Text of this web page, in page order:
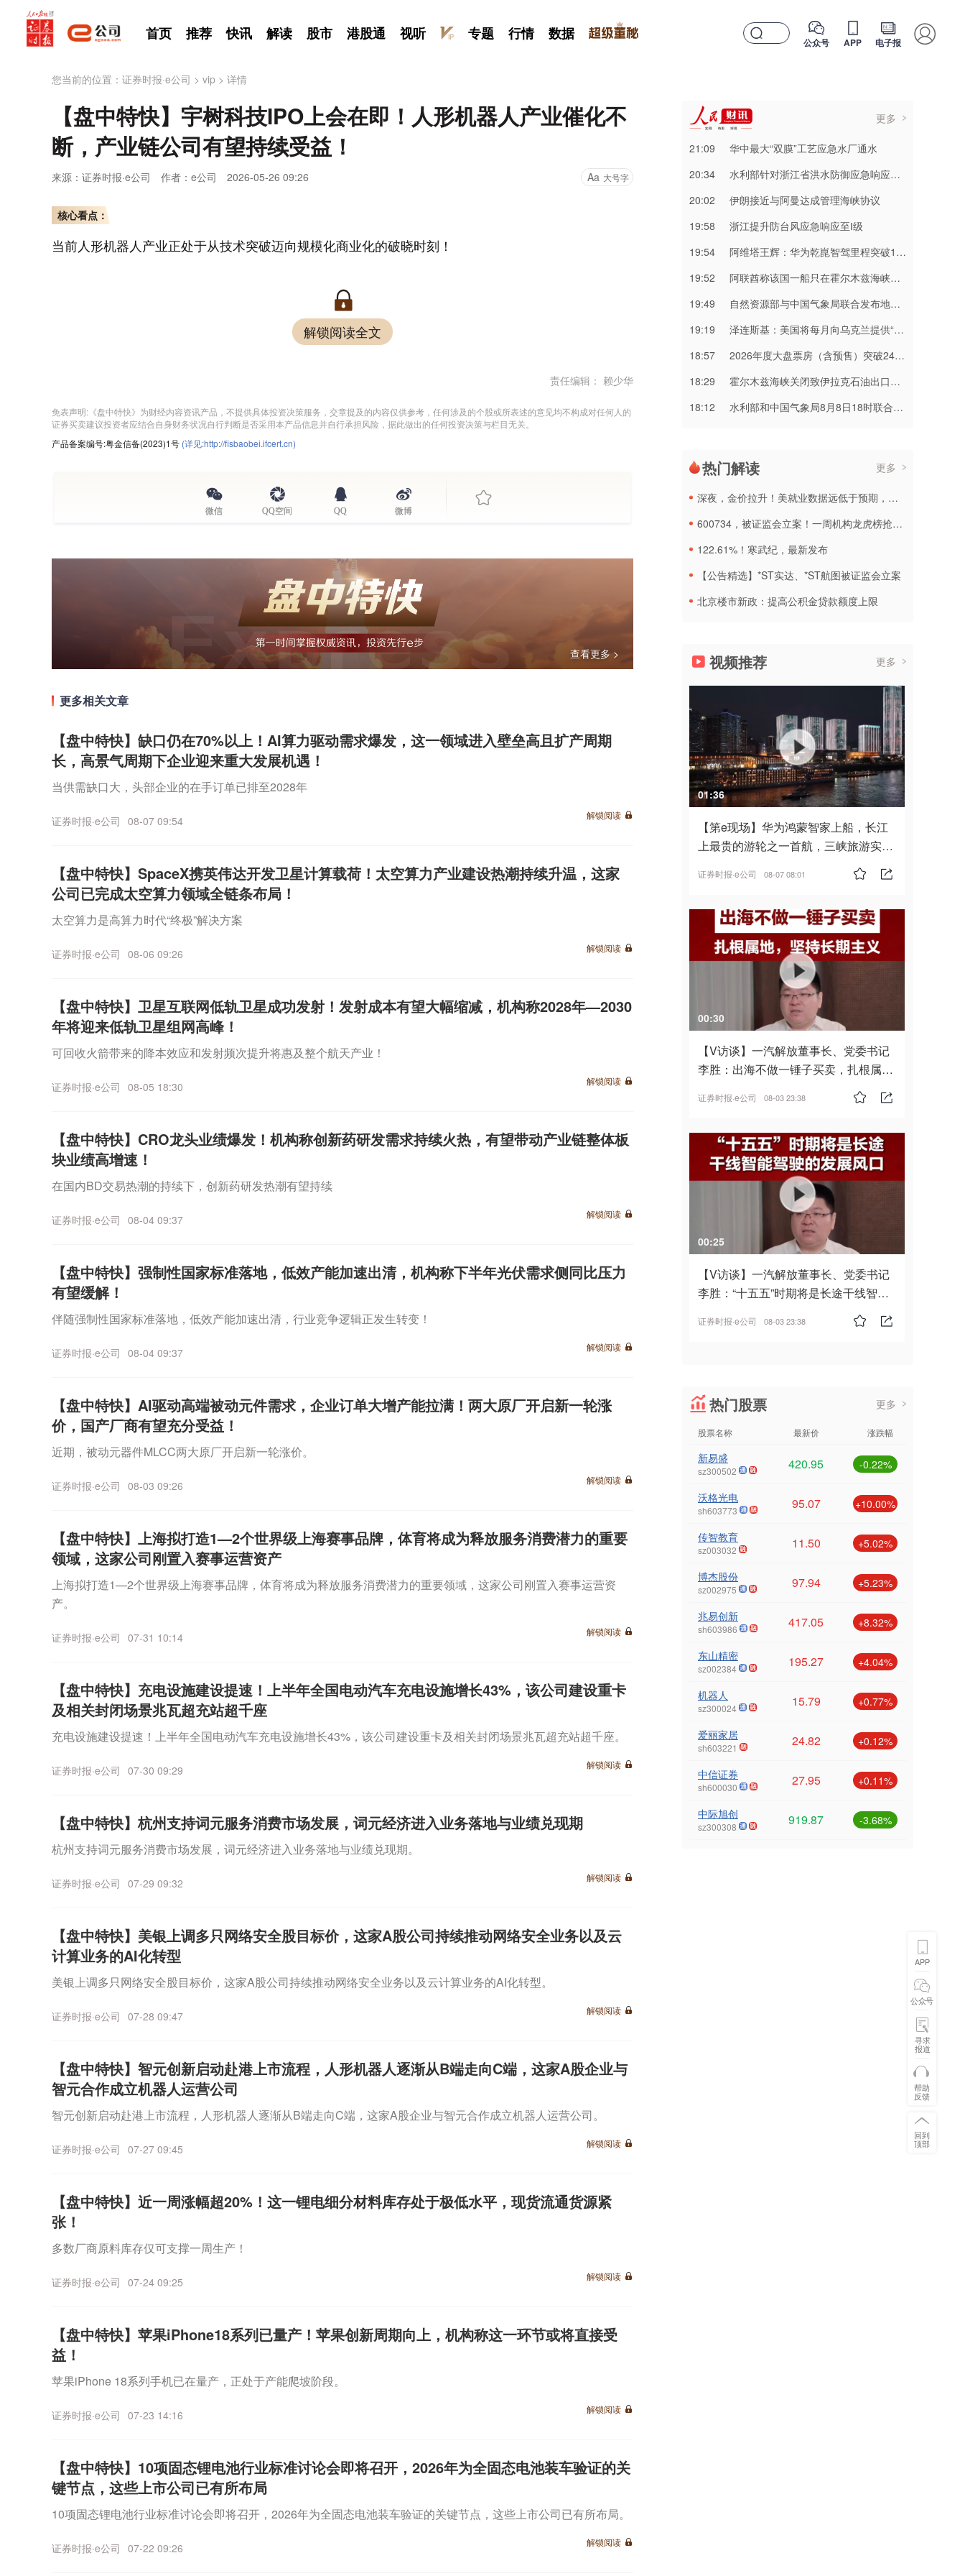
首页 推荐 快讯 解读 股市 港股通 视听 专题 行情 数据 公众号 APP 电子报
您当前的位置： 证券时报·e公司 > vip > 详情
【盘中特快】宇树科技IPO上会在即！人形机器人产业催化不
断，产业链公司有望持续受益！
来源：证券时报·e公司 作者：e公司 2026-05-26 09:26 Aa 大号字
核心看点：
当前人形机器人产业正处于从技术突破迈向规模化商业化的破晓时刻！
解锁阅读全文
责任编辑： 赖少华
免表声明:《盘中特快》为财经内容资讯产品，不提供具体投资决策服务，交章提及的内容仅供参考，任何涉及的个股或所表述的意见均不构成对任何人的
证券买卖建议投资者应结合自身财务状况自行判断是否采用本产品信息并自行承担风险，据此做出的任何投资决策与栏目无关。
产品备案编号:粤金信备(2023)1号 (详见:http://fisbaobei.ifcert.cn)
微信 QQ空间 QQ 微博
查看更多 >
更多相关文章
【盘中特快】缺口仍在70%以上！AI算力驱动需求爆发，这一领域进入壁垒高且扩产周期
长，高景气周期下企业迎来重大发展机遇！
当供需缺口大，头部企业的在手订单已排至2028年
证券时报·e公司 08-07 09:54 解锁阅读
【盘中特快】SpaceX携英伟达开发卫星计算载荷！太空算力产业建设热潮持续升温，这家
公司已完成太空算力领域全链条布局！
太空算力是高算力时代“终极”解决方案
证券时报·e公司 08-06 09:26 解锁阅读
【盘中特快】卫星互联网低轨卫星成功发射！发射成本有望大幅缩减，机构称2028年—2030
年将迎来低轨卫星组网高峰！
可回收火箭带来的降本效应和发射频次提升将惠及整个航天产业！
证券时报·e公司 08-05 18:30 解锁阅读
【盘中特快】CRO龙头业绩爆发！机构称创新药研发需求持续火热，有望带动产业链整体板
块业绩高增速！
在国内BD交易热潮的持续下，创新药研发热潮有望持续
证券时报·e公司 08-04 09:37 解锁阅读
【盘中特快】强制性国家标准落地，低效产能加速出清，机构称下半年光伏需求侧同比压力
有望缓解！
伴随强制性国家标准落地，低效产能加速出清，行业竞争逻辑正发生转变！
证券时报·e公司 08-04 09:37 解锁阅读
【盘中特快】AI驱动高端被动元件需求，企业订单大增产能拉满！两大原厂开启新一轮涨
价，国产厂商有望充分受益！
近期，被动元器件MLCC两大原厂开启新一轮涨价。
证券时报·e公司 08-03 09:26 解锁阅读
【盘中特快】上海拟打造1—2个世界级上海赛事品牌，体育将成为释放服务消费潜力的重要
领域，这家公司刚置入赛事运营资产
上海拟打造1—2个世界级上海赛事品牌，体育将成为释放服务消费潜力的重要领域，这家公司刚置入赛事运营资
产。
证券时报·e公司 07-31 10:14 解锁阅读
【盘中特快】充电设施建设提速！上半年全国电动汽车充电设施增长43%，该公司建设重卡
及相关封闭场景兆瓦超充站超千座
充电设施建设提速！上半年全国电动汽车充电设施增长43%，该公司建设重卡及相关封闭场景兆瓦超充站超千座。
证券时报·e公司 07-30 09:29 解锁阅读
【盘中特快】杭州支持词元服务消费市场发展，词元经济进入业务落地与业绩兑现期
杭州支持词元服务消费市场发展，词元经济进入业务落地与业绩兑现期。
证券时报·e公司 07-29 09:32 解锁阅读
【盘中特快】美银上调多只网络安全股目标价，这家A股公司持续推动网络安全业务以及云
计算业务的AI化转型
美银上调多只网络安全股目标价，这家A股公司持续推动网络安全业务以及云计算业务的AI化转型。
证券时报·e公司 07-28 09:47 解锁阅读
【盘中特快】智元创新启动赴港上市流程，人形机器人逐渐从B端走向C端，这家A股企业与
智元合作成立机器人运营公司
智元创新启动赴港上市流程，人形机器人逐渐从B端走向C端，这家A股企业与智元合作成立机器人运营公司。
证券时报·e公司 07-27 09:45 解锁阅读
【盘中特快】近一周涨幅超20%！这一锂电细分材料库存处于极低水平，现货流通货源紧
张！
多数厂商原料库存仅可支撑一周生产！
证券时报·e公司 07-24 09:25 解锁阅读
【盘中特快】苹果iPhone18系列已量产！苹果创新周期向上，机构称这一环节或将直接受
益！
苹果iPhone 18系列手机已在量产，正处于产能爬坡阶段。
证券时报·e公司 07-23 14:16 解锁阅读
【盘中特快】10项固态锂电池行业标准讨论会即将召开，2026年为全固态电池装车验证的关
键节点，这些上市公司已有所布局
10项固态锂电池行业标准讨论会即将召开，2026年为全固态电池装车验证的关键节点，这些上市公司已有所布局。
证券时报·e公司 07-22 09:26 解锁阅读
更多
21:09
华中最大“双膜”工艺应急水厂通水
20:34
水利部针对浙江省洪水防御应急响应提升至Ⅲ级
20:02
伊朗接近与阿曼达成管理海峡协议
19:58
浙江提升防台风应急响应至Ⅰ级
19:54
阿维塔王辉：华为乾崑智驾里程突破137亿公里
19:52
阿联酋称该国一船只在霍尔木兹海峡遭袭
19:49
自然资源部与中国气象局联合发布地质灾害橙色预警
19:19
泽连斯基：美国将每月向乌克兰提供“爱国者”拦截导弹
18:57
2026年度大盘票房（含预售）突破240亿元
18:29
霍尔木兹海峡关闭致伊拉克石油出口骤降75%
18:12
水利部和中国气象局8月8日18时联合发布红色山洪灾害气象预警
热门解读 更多
深夜，金价拉升！美就业数据远低于预期，加息或生变
600734，被证监会立案！一周机构龙虎榜抢筹名单出炉
122.61%！寒武纪，最新发布
【公告精选】*ST实达、*ST航图被证监会立案
北京楼市新政：提高公积金贷款额度上限
视频推荐 更多
01:36
【第e现场】华为鸿蒙智家上船，长江
上最贵的游轮之一首航，三峡旅游实
证券时报·e公司 08-07 08:01
00:30
【V访谈】一汽解放董事长、党委书记
李胜：出海不做一锤子买卖，扎根属
证券时报·e公司 08-03 23:38
00:25
【V访谈】一汽解放董事长、党委书记
李胜：“十五五”时期将是长途干线智能
证券时报·e公司 08-03 23:38
热门股票 更多
股票名称 最新价 涨跌幅
新易盛
sz300502 420.95 -0.22%
沃格光电
sh603773 95.07 +10.00%
传智教育
sz003032 11.50 +5.02%
博杰股份
sz002975 97.94 +5.23%
兆易创新
sh603986 417.05 +8.32%
东山精密
sz002384 195.27 +4.04%
机器人
sz300024 15.79 +0.77%
爱丽家居
sh603221 24.82 +0.12%
中信证券
sh600030 27.95 +0.11%
中际旭创
sz300308 919.87 -3.68%
APP
公众号
寻求
报道
帮助
反馈
回到
顶部